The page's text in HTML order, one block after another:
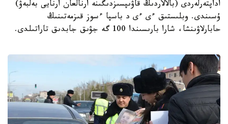
اداپتەرلەردى (بالالاردىڭ قاۋىپسىزدىگىنە ارنالعان ارنايى بەلبەۋ)
ۇسىندى. وبلىستىق ءى ءى د باسپا ءسوز قىزمەتىنىڭ
حابارلاۋىنشا، شارا بارىسىندا 100 گە جۋىق جابدىق تاراتىلدى.